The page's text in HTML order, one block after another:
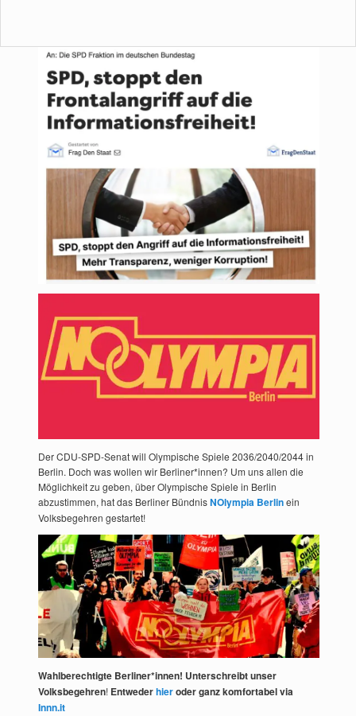
Der CDU-SPD-Senat will Olympische Spiele 2036/2040/2044 in
Berlin. Doch was wollen wir Berliner*innen? Um uns allen die
Möglichkeit zu geben, über Olympische Spiele in Berlin
abzustimmen, hat das Berliner BündnisNOlympia Berlinein
Volksbegehren gestartet!
Wahlberechtigte Berliner*innen! Unterschreibt unser
Volksbegehren! Entwederhieroder ganz komfortabel via
Innn.it